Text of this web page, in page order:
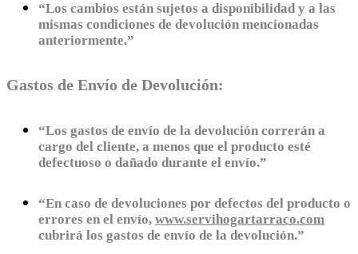
“Los cambios están sujetos a disponibilidad y a las
mismas condiciones de devolución mencionadas
anteriormente.”
Gastos de Envío de Devolución:
“Los gastos de envío de la devolución correrán a
cargo del cliente, a menos que el producto esté
defectuoso o dañado durante el envío.”
“En caso de devoluciones por defectos del producto o
errores en el envío, www.servihogartarraco.com
cubrirá los gastos de envío de la devolución.”